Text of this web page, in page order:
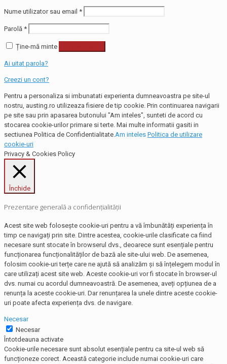
Nume utilizator sau email *
Parolă *
Ține-mă minte
Ai uitat parola?
Creezi un cont?
Pentru a personaliza si imbunatati experienta dumneavoastra pe site-ul
nostru, austing.ro utilizeaza fisiere de tip cookie. Prin continuarea navigarii
pe site sau prin apasarea butonului "Am inteles", sunteti de acord cu
stocarea cookie-urilor primare si terte. Mai multe informatii gasiti in
sectiunea Politica de Confidentialitate. Am inteles Politica de utilizare
cookie-uri
Privacy & Cookies Policy
Închide
Prezentare generală a confidențialității
Acest site web folosește cookie-uri pentru a vă îmbunătăți experiența în
timp ce navigați prin site. Dintre acestea, cookie-urile clasificate ca fiind
necesare sunt stocate în browserul dvs., deoarece sunt esențiale pentru
funcționarea funcționalităților de bază ale site-ului web. De asemenea,
folosim cookie-uri terțe care ne ajută să analizăm și să înțelegem modul în
care utilizați acest site web. Aceste cookie-uri vor fi stocate în browser-ul
dvs. numai cu acordul dumneavoastră. De asemenea, aveți opțiunea de a
renunța la aceste cookie-uri. Dar renunțarea la unele dintre aceste cookie-
uri poate afecta experiența dvs. de navigare.
Necesar
Necesar
Întotdeauna activate
Cookie-urile necesare sunt absolut esențiale pentru ca site-ul web să
funcționeze corect. Această categorie include numai cookie-uri care